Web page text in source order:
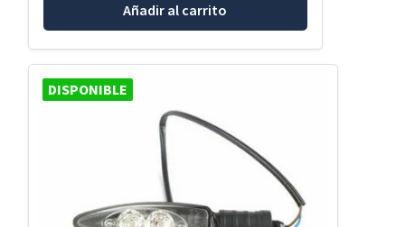
Añadir al carrito
DISPONIBLE